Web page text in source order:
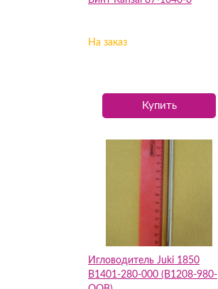
На заказ
Купить
Игловодитель Juki 1850
B1401-280-000 (B1208-980-